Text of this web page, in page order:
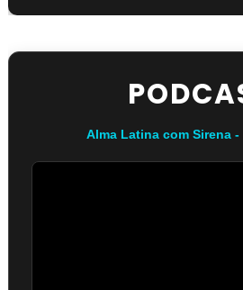
Alma Latina com Sirena